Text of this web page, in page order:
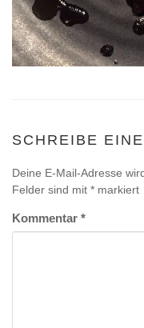
SCHREIBE
Deine E-Mail-Adresse
Felder sind mit * markiert
Kommentar *